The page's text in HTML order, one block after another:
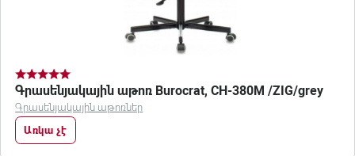
Գրասենյակային աթոռ Burocrat, CH-380M /ZIG/grey
Գրասենյակային աթոռներ
Առկա չէ